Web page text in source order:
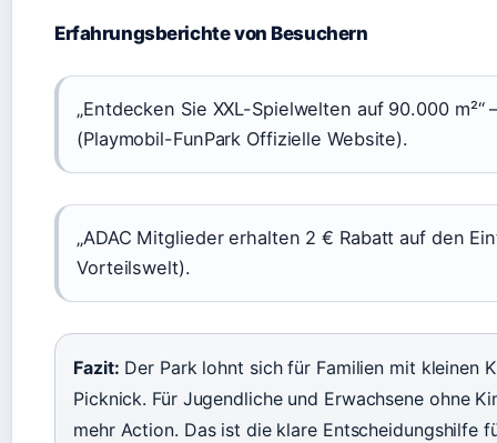
Erfahrungsberichte von Besuchern
„Entdecken Sie XXL-Spielwelten auf 90.000
(Playmobil-FunPark Offizielle Website).
„ADAC Mitglieder erhalten 2 € Rabatt auf den
Vorteilswelt).
Fazit: Der Park lohnt sich für Familien mit kleinen
Picknick. Für Jugendliche und Erwachsene ohne
mehr Action. Das ist die klare Entscheidungshilfe